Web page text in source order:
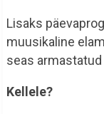
Lisaks
muusikaline
seas
Kellele?